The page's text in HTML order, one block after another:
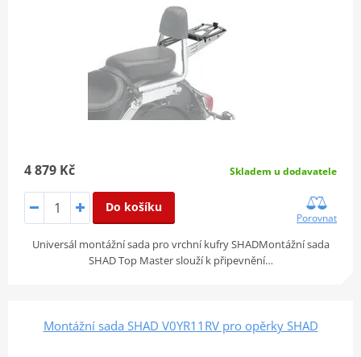
4 879 Kč Skladem u dodavatele
Do košíku
Porovnat
Universál montážní sada pro vrchní kufry SHADMontážní sada
SHAD Top Master slouží k připevnění…
Montážní sada SHAD V0YR11RV pro opěrky SHAD